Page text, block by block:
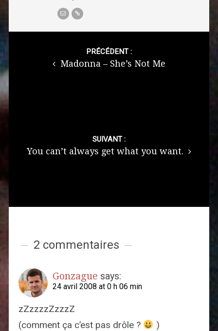
PRÉCÉDENT :
Madonna – She’s Not Me
SUIVANT :
You can’t always get what you want.
2 commentaires
Gonzague says:
24 avril 2008 at 0 h 06 min
zZzzzzZzzzZ
(comment ça c’est pas drôle ?
)